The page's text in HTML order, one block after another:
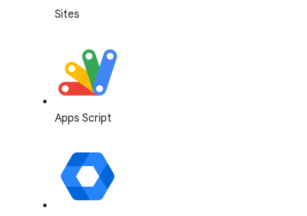
Sites
Apps Script